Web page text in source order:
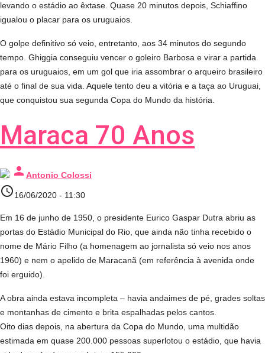
levando o estádio ao êxtase. Quase 20 minutos depois, Schiaffino
igualou o placar para os uruguaios.
O golpe definitivo só veio, entretanto, aos 34 minutos do segundo
tempo. Ghiggia conseguiu vencer o goleiro Barbosa e virar a partida
para os uruguaios, em um gol que iria assombrar o arqueiro brasileiro
até o final de sua vida. Aquele tento deu a vitória e a taça ao Uruguai,
que conquistou sua segunda Copa do Mundo da história.
Maraca 70 Anos
person Antonio Colossi
access_time16/06/2020 - 11:30
Em 16 de junho de 1950, o presidente Eurico Gaspar Dutra abriu as
portas do Estádio Municipal do Rio, que ainda não tinha recebido o
nome de Mário Filho (a homenagem ao jornalista só veio nos anos
1960) e nem o apelido de Maracanã (em referência à avenida onde
foi erguido).
A obra ainda estava incompleta – havia andaimes de pé, grades soltas
e montanhas de cimento e brita espalhadas pelos cantos.
Oito dias depois, na abertura da Copa do Mundo, uma multidão
estimada em quase 200.000 pessoas superlotou o estádio, que havia